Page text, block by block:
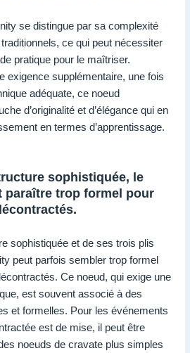
se distingue par sa complexité
ce qui peut nécessiter
pratique pour le maîtriser.
exigence supplémentaire, une fois
adéquate, ce noeud
d’originalité et d’élégance qui en
en termes d’apprentissage.
sophistiquée, le
paraître trop formel pour
sophistiquée et de ses trois plis
peut parfois sembler trop formel
Ce noeud, qui exige une
est souvent associé à des
et formelles. Pour les événements
est de mise, il peut être
noeuds de cravate plus simples